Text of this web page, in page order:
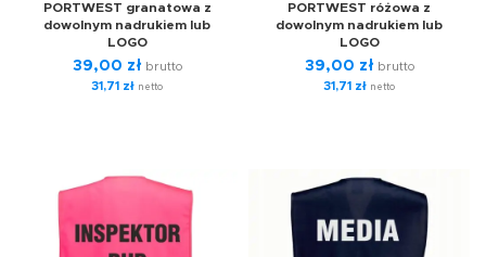
PORTWEST granatowa z
dowolnym nadrukiem lub
LOGO
39,00 zł brutto
31,71 zł netto
PORTWEST różowa z
dowolnym nadrukiem lub
LOGO
39,00 zł brutto
31,71 zł netto